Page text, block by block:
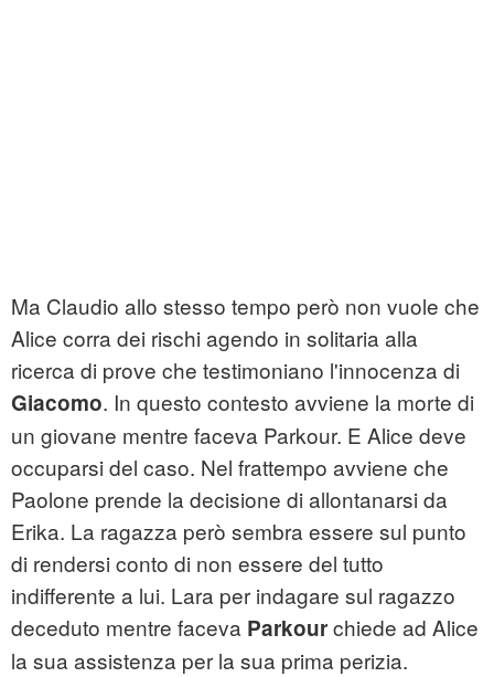
Ma Claudio allo stesso tempo però non vuole che
Alice corra dei rischi agendo in solitaria alla
ricerca di prove che testimoniano l'innocenza di
Giacomo. In questo contesto avviene la morte di
un giovane mentre faceva Parkour. E Alice deve
occuparsi del caso. Nel frattempo avviene che
Paolone prende la decisione di allontanarsi da
Erika. La ragazza però sembra essere sul punto
di rendersi conto di non essere del tutto
indifferente a lui. Lara per indagare sul ragazzo
deceduto mentre faceva Parkourchiede ad Alice
la sua assistenza per la sua prima perizia.